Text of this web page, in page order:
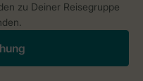
zu Deiner Reisegruppe